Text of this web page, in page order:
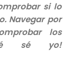
si lo
Navegar por
los
sé yo!